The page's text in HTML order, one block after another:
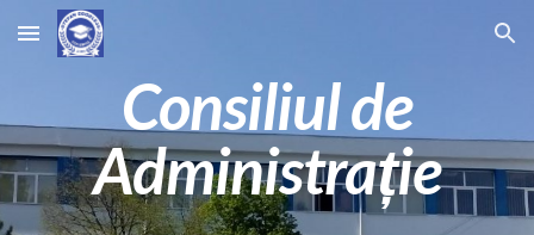
Skip to main content Skip to navigation
Consiliul de
Administrație